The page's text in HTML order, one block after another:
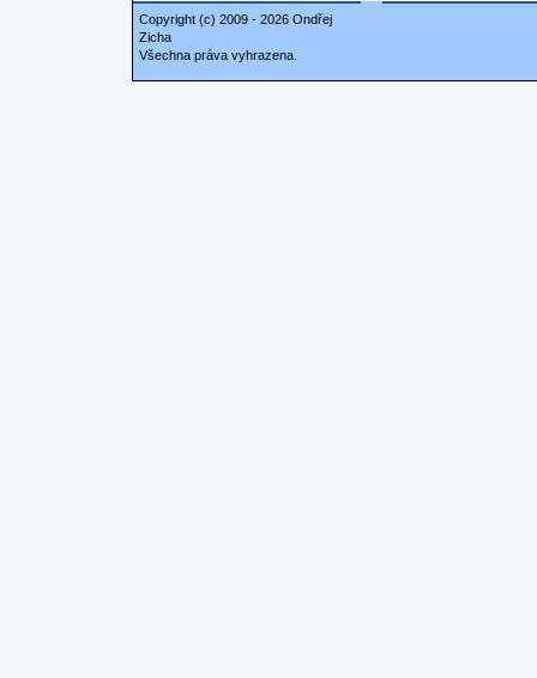
Copyright (c) 2009 - 2026 Ondřej
Zicha
Všechna práva vyhrazena.